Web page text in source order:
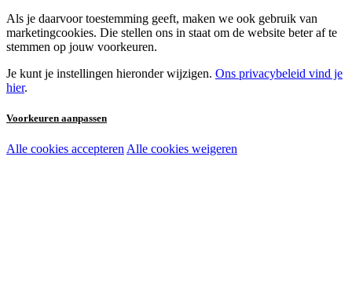
Als je daarvoor toestemming geeft, maken we ook gebruik van
marketingcookies. Die stellen ons in staat om de website beter af te
stemmen op jouw voorkeuren.
Je kunt je instellingen hieronder wijzigen. Ons privacybeleid vind je
hier.
Voorkeuren aanpassen
Noodzakelijke cookies:
Alle cookies accepteren Alle cookies weigeren